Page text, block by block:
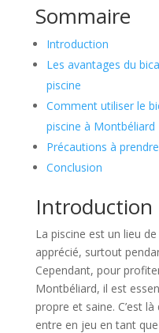
Sommaire
Introduction
Les avantages du
piscine
Comment utiliser le
piscine à Montbéliard
Précautions à prendre
Conclusion
Introduction
La piscine est un lieu
apprécié, surtout
Cependant, pour
Montbéliard, il est
propre et saine. C’est
entre en jeu en tant